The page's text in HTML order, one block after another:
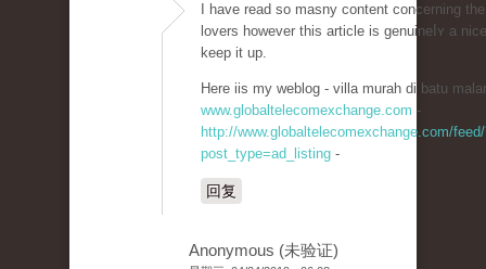
I have read so masny contеnt concerning
lovers however this article is genuineⅼʏ a
keep it up.
Here iis my weblog - villa murah di batu
www.globaltelecomexchange.com -
http://www.globaltelecomexchange.com/
post_type=ad_listing -
回复
Anonymous (未验证)